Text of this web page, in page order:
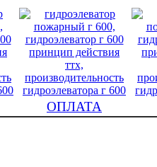
ОПЛАТА